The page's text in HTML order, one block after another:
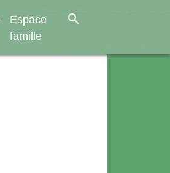
Espace
famille
search